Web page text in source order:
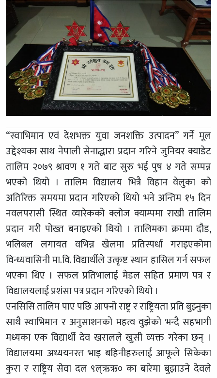
“स्वाभिमान एवं देशभक्त युवा जनशक्ति उत्पादन” गर्ने मूल
उद्देश्यका साथ नेपाली सेनाद्धारा प्रदान गरिने जुनियर क्याडेट
तालिम २०७९ श्रावण १ गते बाट सुरु भई पुष ४ गते सम्पन्न
भएको थियो । तालिम विद्यालय भित्रै विहान वेलुका को
अतिरिक्त समयमा प्रदान गरिएको थियो भने अन्तिम १५ दिन
नवलपरासी स्थित व्यारेकको क्लोज क्याम्पमा राखी तालिम
प्रदान गरी पोख्त बनाइएको थियो । तालिमका क्रममा दौड,
भलिबल लगायत वभिन्न खेलमा प्रतिस्पर्धा गराइएकोमा
विन्ध्यवासिनी मा.वि. विद्यार्थीले उत्कृष्ट स्थान हासिल गर्न सफल
भएका थिए । सफल प्रतिभालाई मेडल सहित प्रमाण पत्र र
विद्यालयलाई प्रशंसा पत्र प्रदान गरिएको थियो ।
एनसिसि तालिम पाए पछि आफ्नो राष्ट्र र राष्ट्रियता प्रति बुझ्नुका
साथै स्वाभिमान र अनुसाशनको महत्व वुझेको भन्दै सहभागी
मध्यका एक विद्यार्थी देव खरालले खुसी व्यक्त गरेका छन् ।
विद्यालयमा अध्ययनरत भाइ बहिनीहरुलाई आफूले सिकेका
कुरा र राष्ट्रिय सेवा दल ९ल्ऋऋ० का बारेमा बुझाउने देवले